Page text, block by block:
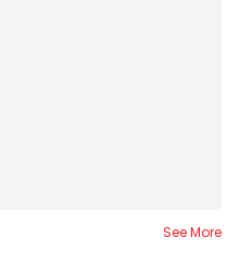
See More